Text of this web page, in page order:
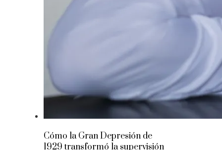
Cómo la Gran Depresión de
1929 transformó la supervisión